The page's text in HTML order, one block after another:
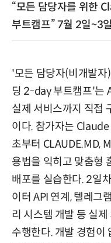
“모든 담당자를 위한
부트캠프” 7월 2일~3
'모든 담당자(비개발
딩 2-day 부트캠프'는
실제 서비스까지 직접
이다. 참가자는
초부터 CLAUDE.MD,
용법을 익히고 맞춤형
배포를 실습한다. 2일
이터 API 연계, 텔레그
리 시스템 개발 등 실
수행한다. 개발 경험이